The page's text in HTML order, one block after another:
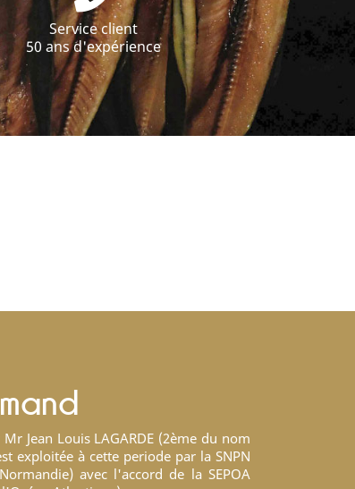
Service client
50 ans d'expérience
Jean Louis LAGARDE (2ème du nom
exploitée à cette periode par la SNPN
avec l'accord de la SEPOA